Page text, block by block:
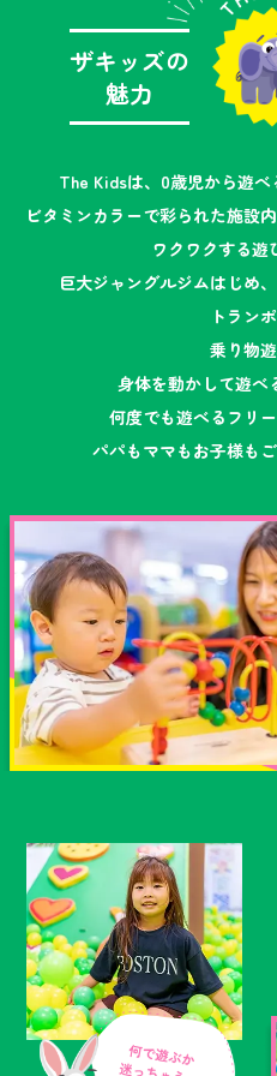
ザキッズの
魅力
The Kidsは、0歳児から遊べ
ビタミンカラーで彩られた施設
ワクワクする遊
巨大ジャングルジムはじめ
トラン
乗り物
身体を動かして遊べ
何度でも遊べるフリ
パパもママもお子様も